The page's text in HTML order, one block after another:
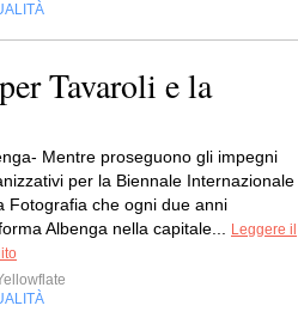
Tavaroli e la
Mentre proseguono gli impegni
per la Biennale Internazionale
Fotografia che ogni due anni
Albenga nella capitale...
Leggere il